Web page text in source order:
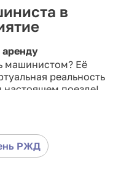
в
машинистом? Её
реальность
настоящем поезде!
грузы, любуйтесь
тематического
РЖД